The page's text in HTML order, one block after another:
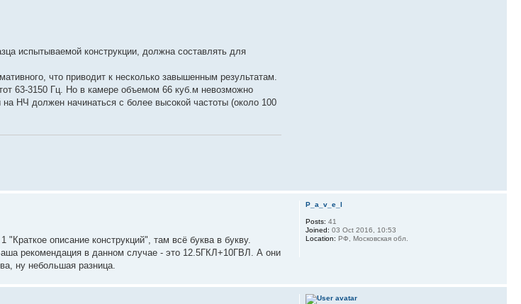
испытываемой конструкции, должна составлять для
что приводит к несколько завышенным результатам.
63-3150 Гц. Но в камере объемом 66 куб.м невозможно
НЧ должен начинаться с более высокой частоты (около 100
описание конструкций", там всё буква в букву.
рекомендация в данном случае - это 12.5ГКЛ+10ГВЛ. А они
ну небольшая разница.
P_a_v_e_l
Posts: 41
Joined: 03 Oct 2016, 10:53
Location: РФ, Московская обл.